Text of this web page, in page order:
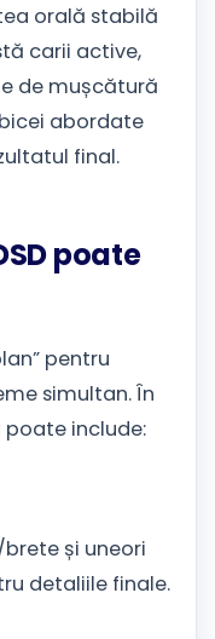
orală stabilă
carii active,
de mușcătură
abordate
final.
poate
pentru
simultan. În
poate include:
și uneori
detaliile finale.